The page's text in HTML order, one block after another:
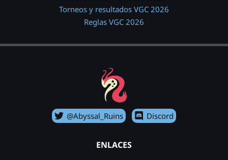
Torneos y resultados VGC 2026
Reglas VGC 2026
@Abyssal_Ruins Discord
ENLACES